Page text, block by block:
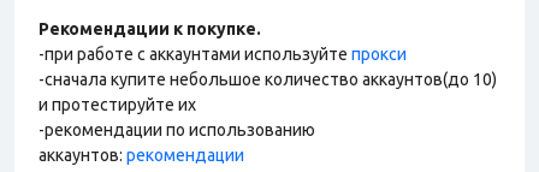
Рекомендации к покупке.
-при работе с аккаунтами используйте прокси
-сначала купите небольшое количество аккаунтов(до 10)
и протестируйте их
-рекомендации по использованию
аккаунтов: рекомендации